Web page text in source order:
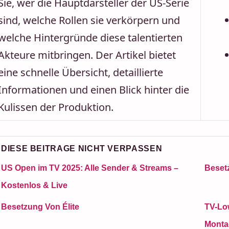
wer die Hauptdarsteller der US-Serie
welche Rollen sie verkörpern und
Hintergründe diese talentierten
mitbringen. Der Artikel bietet
schnelle Übersicht, detaillierte
und einen Blick hinter die
der Produktion.
DIESE BEITRAGE NICHT VERPASSEN
US Open im TV 2025: Alle Sender & Streams –
Kostenlos & Live
Besetzung Von Élite
TV-